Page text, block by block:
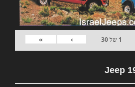
1 של30
›
»